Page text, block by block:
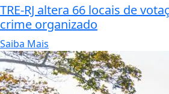
TRE-RJ altera 66 locais de
crime organizado
Saiba Mais